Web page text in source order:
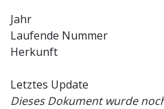
Jahr
Laufende Nummer
Herkunft
Letztes Update
Dieses Dokument wurde